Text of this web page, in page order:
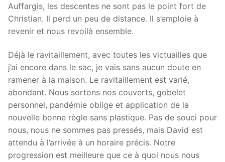
Auffargis, les descentes ne sont pas le point fort de
Christian. Il perd un peu de distance. Il s’emploie à
revenir et nous revoilà ensemble.
Déjà le ravitaillement, avec toutes les victuailles que
j’ai encore dans le sac, je vais sans aucun doute en
ramener à la maison. Le ravitaillement est varié,
abondant. Nous sortons nos couverts, gobelet
personnel, pandémie oblige et application de la
nouvelle bonne règle sans plastique. Pas de souci pour
nous, nous ne sommes pas pressés, mais David est
attendu à l’arrivée à un horaire précis. Notre
progression est meilleure que ce à quoi nous nous